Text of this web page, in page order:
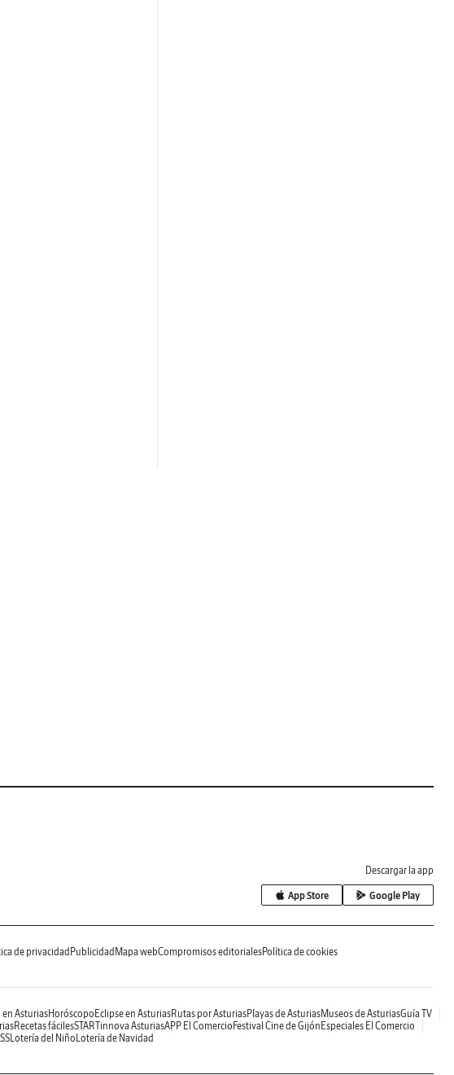
Descargar la app
App Store Google Play
de privacidad Publicidad Mapa webCompromisos editorialesPolítica de cookies
AsturiasHoróscopo Eclipse en AsturiasRutas por AsturiasPlayas de AsturiasMuseos de AsturiasGuía TV
Recetas fácilesSTARTinnova AsturiasAPP El Comercio Festival Cine de Gijón Especiales El Comercio
Lotería del Niño Lotería de Navidad